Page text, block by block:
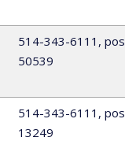
514-343-6111,
50539
514-343-6111,
13249